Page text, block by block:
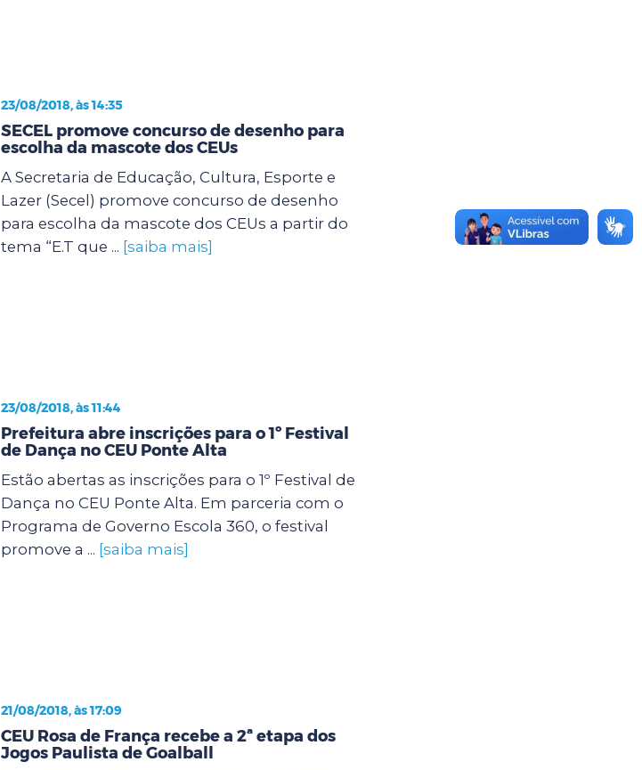
23/08/2018, às 14:35
SECEL promove concurso de desenho para
escolha da mascote dos CEUs
A Secretaria de Educação, Cultura, Esporte e
Lazer (Secel) promove concurso de desenho
para escolha da mascote dos CEUs a partir do
tema “E.T que ... [saiba mais]
23/08/2018, às 11:44
Prefeitura abre inscrições para o 1º Festival
de Dança no CEU Ponte Alta
Estão abertas as inscrições para o 1º Festival de
Dança no CEU Ponte Alta. Em parceria com o
Programa de Governo Escola 360, o festival
promove a ... [saiba mais]
21/08/2018, às 17:09
CEU Rosa de França recebe a 2ª etapa dos
Jogos Paulista de Goalball